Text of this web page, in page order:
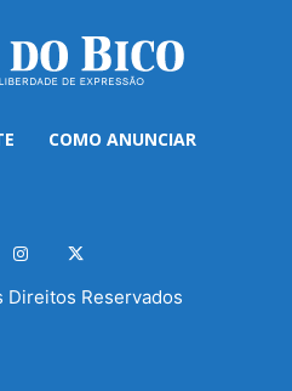
COMO ANUNCIAR
Reservados